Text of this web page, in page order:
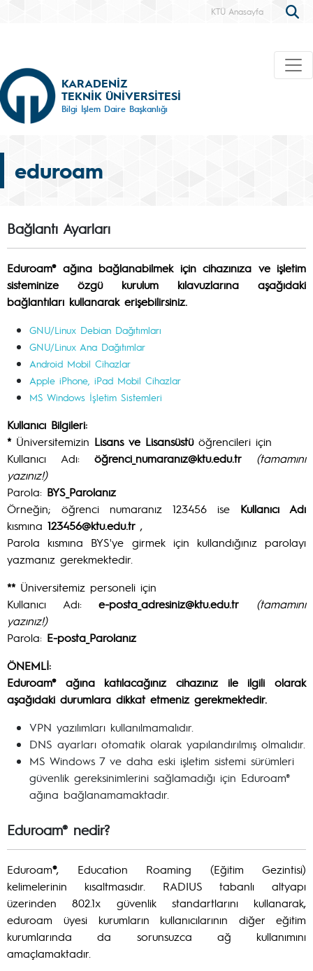
KTÜ Anasayfa
KARADENİZ
TEKNİK ÜNİVERSİTESİ
Bilgi İşlem Daire Başkanlığı
eduroam
Bağlantı Ayarları
Eduroam® ağına bağlanabilmek için cihazınıza ve işletim
sisteminize özgü kurulum kılavuzlarına aşağıdaki
bağlantıları kullanarak erişebilirsiniz.
GNU/Linux Debian Dağıtımları
GNU/Linux Ana Dağıtımlar
Android Mobil Cihazlar
Apple iPhone, iPad Mobil Cihazlar
MS Windows İşletim Sistemleri
Kullanıcı Bilgileri:
* Üniversitemizin Lisans ve Lisansüstü öğrencileri için
Kullanıcı Adı:öğrenci_numaranız@ktu.edu.tr (tamamını
yazınız!)
Parola: BYS_Parolanız
Örneğin; öğrenci numaranız 123456 ise Kullanıcı Adı
kısmına 123456@ktu.edu.tr ,
Parola kısmına BYS'ye girmek için kullandığınız parolayı
yazmanız gerekmektedir.
** Üniversitemiz personeli için
Kullanıcı Adı:e-posta_adresiniz@ktu.edu.tr (tamamını
yazınız!)
Parola: E-posta_Parolanız
ÖNEMLİ:
Eduroam® ağına katılacağınız cihazınız ile ilgili olarak
aşağıdaki durumlara dikkat etmeniz gerekmektedir.
VPN yazılımları kullanılmamalıdır.
DNS ayarları otomatik olarak yapılandırılmış olmalıdır.
MS Windows 7 ve daha eski işletim sistemi sürümleri
güvenlik gereksinimlerini sağlamadığı için Eduroam®
ağına bağlanamamaktadır.
Eduroam® nedir?
Eduroam®, Education Roaming (Eğitim Gezintisi)
kelimelerinin kısaltmasıdır. RADIUS tabanlı altyapı
üzerinden 802.1x güvenlik standartlarını kullanarak,
eduroam üyesi kurumların kullanıcılarının diğer eğitim
kurumlarında da sorunsuzca ağ kullanımını
amaçlamaktadır.